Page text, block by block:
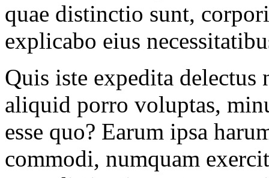
quae distinctio sunt,
explicabo eius
Quis iste expedita
aliquid porro voluptas,
esse quo? Earum ipsa
commodi, numquam